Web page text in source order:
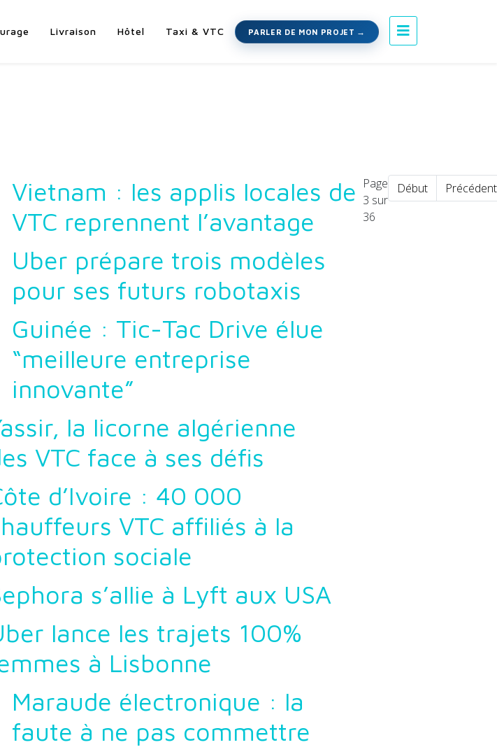
Livraison Hôtel Taxi & VTC PARLER DE MON PROJET
Vietnam : les applis locales de
VTC reprennent l’avantage
Uber prépare trois modèles
pour ses futurs robotaxis
Guinée : Tic-Tac Drive élue
“meilleure entreprise
innovante”
la licorne algérienne
VTC face à ses défis
d’Ivoire : 40 000
VTC affiliés à la
sociale
s’allie à Lyft aux USA
lance les trajets 100%
à Lisbonne
Maraude électronique : la
faute à ne pas commettre
Page
3 sur
36
Début Précédent